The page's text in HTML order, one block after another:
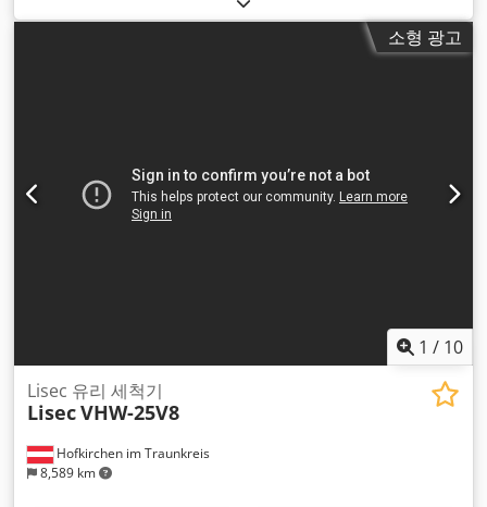
소형 광고
1 / 10
Hofkirchen im Traunkreis
8,589 km
Lisec 유리 세척기
LisecVHW-25V8